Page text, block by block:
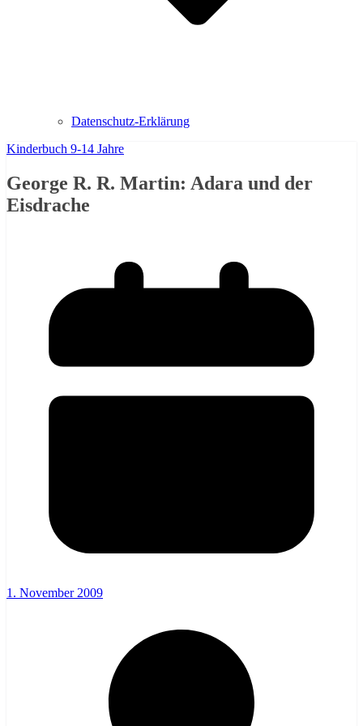
Datenschutz-Erklärung
Kinderbuch 9-14 Jahre
George R. R. Martin: Adara und der
Eisdrache
1. November 2009